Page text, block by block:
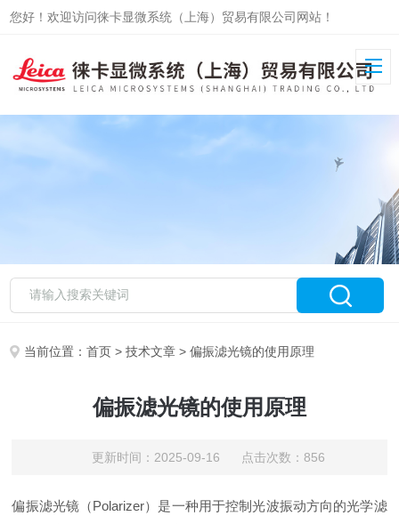
您好！欢迎访问徕卡显微系统（上海）贸易有限公司网站！
当前位置：首页 >技术文章 > 偏振滤光镜的使用原理
偏振滤光镜的使用原理
更新时间：2025-09-16 点击次数：856
偏振滤光镜（Polarizer）是一种用于控制光波振动方向的光学滤